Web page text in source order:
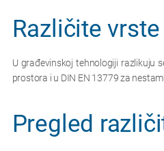
Različite
U građevinskoj tehnologiji razlikuju
prostora i u DIN EN 13779 za
Pregled